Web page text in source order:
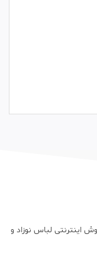
اینترنتی لباس نوزاد و